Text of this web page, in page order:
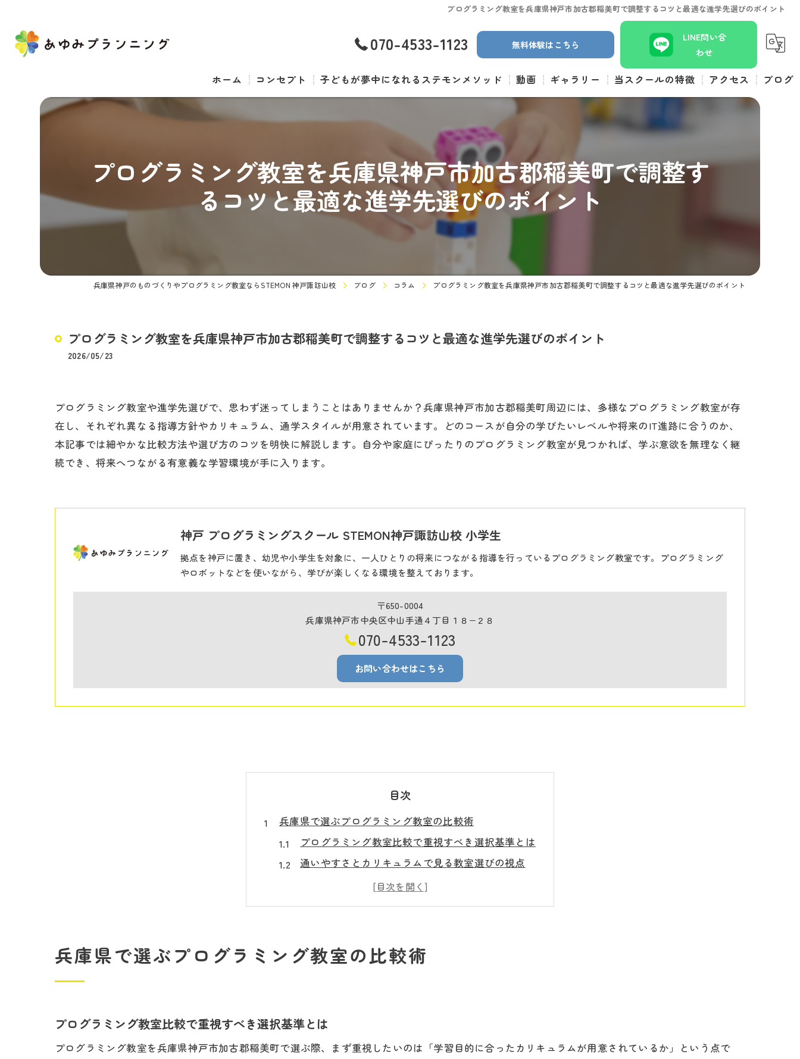
プログラミング教室を兵庫県神戸市加古郡稲美町で調整するコツと最適な進学先選びのポイント
070-4533-1123 無料体験はこちら
LINE問い合
わせ
ホーム コンセプト 子どもが夢中になれるステモンメソッド 動画 ギャラリー 当スクールの特徴
幼児
アクセス ブログ
プログラミング教室を兵庫県神戸市加古郡稲美町で調整す
るコツと最適な進学先選びのポイント
兵庫県神戸のものづくりやプログラミング教室ならSTEMON 神戸諏訪山校 ブログ コラム プログラミング教室を兵庫県神戸市加古郡稲美町で調整するコツと最適な進学先選びのポイント
プログラミング教室を兵庫県神戸市加古郡稲美町で調整するコツと最適な進学先選びのポイント
2026/05/23
プログラミング教室や進学先選びで、思わず迷ってしまうことはありませんか？兵庫県神戸市加古郡稲美町周辺には、多様なプログラミング教室が存
在し、それぞれ異なる指導方針やカリキュラム、通学スタイルが用意されています。どのコースが自分の学びたいレベルや将来のIT進路に合うのか、
本記事では細やかな比較方法や選び方のコツを明快に解説します。自分や家庭にぴったりのプログラミング教室が見つかれば、学ぶ意欲を無理なく継
続でき、将来へつながる有意義な学習環境が手に入ります。
神戸 プログラミングスクール STEMON神戸諏訪山校 小学生
拠点を神戸に置き、幼児や小学生を対象に、一人ひとりの将来につながる指導を行っているプログラミング教室です。プログラミング
やロボットなどを使いながら、学びが楽しくなる環境を整えております。
〒650-0004
兵庫県神戸市中央区中山手通４丁目１８−２８
070-4533-1123
お問い合わせはこちら
目次
兵庫県で選ぶプログラミング教室の比較術
プログラミング教室比較で重視すべき選択基準とは
通いやすさとカリキュラムで見る教室選びの視点
教室ごとの指導方針と学習環境の違いを解説
プログラミング教室の資料請求で確認したい点
自分に合うプログラミング教室選びの極意
プログラミング教室で自分に合う学び方を見つける
家庭や通学事情に合う教室選びの判断基準
プログラミング教室の口コミ活用術と注意点
兵庫県で選ぶプログラミング教室の比較術
プログラミング教室比較で重視すべき選択基準とは
プログラミング教室を兵庫県神戸市加古郡稲美町で選ぶ際、まず重視したいのは「学習目的に合ったカリキュラムが用意されているか」という点で